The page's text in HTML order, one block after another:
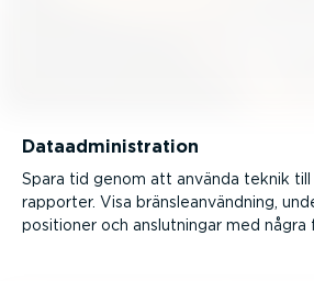
Dataad­mi­nist­ration
Spara tid genom att använda teknik
rapporter. Visa bräns­le­an­vändning,
po­si­tioner och anslut­ningar med några